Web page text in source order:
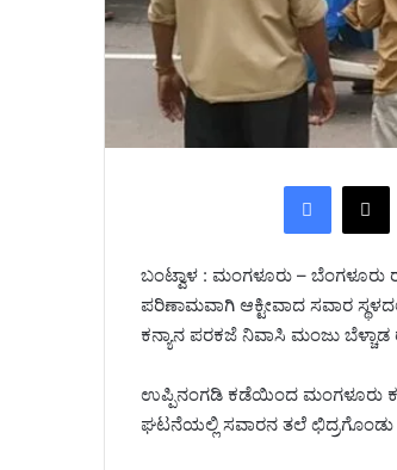
Facebook
ಬಂಟ್ವಾಳ : ಮಂಗಳೂರು – ಬೆಂಗಳೂರು
ಪರಿಣಾಮವಾಗಿ ಆಕ್ಟೀವಾದ ಸವಾರ
ಕನ್ಯಾನ ಪರಕಜೆ ನಿವಾಸಿ ಮಂಜು
ಉಪ್ಪಿನಂಗಡಿ ಕಡೆಯಿಂದ ಮಂಗಳೂರು
ಘಟನೆಯಲ್ಲಿ ಸವಾರನ ತಲೆ ಛಿದ್ರಗೊಂಡು